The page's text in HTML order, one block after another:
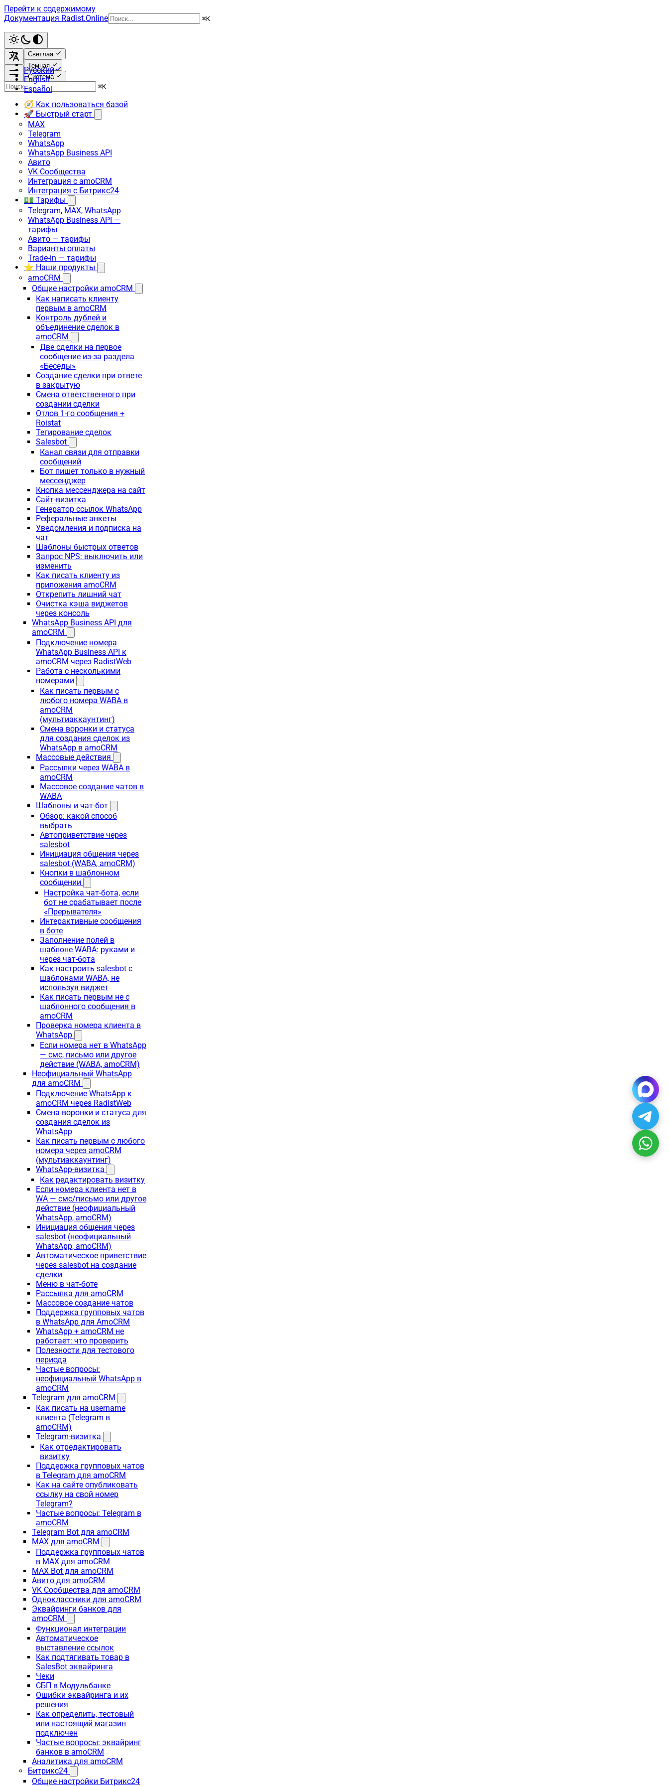
Перейти к содержимому
Документация Radist.Online
⌘K
Светлая
Темная
Система
Русский
English
Español
⌘K
🧭 Как пользоваться базой
🚀 Быстрый старт
MAX
Telegram
WhatsApp
WhatsApp Business API
Авито
VK Сообщества
Интеграция с amoCRM
Интеграция с Битрикс24
💵 Тарифы
Telegram, MAX, WhatsApp
WhatsApp Business API —
тарифы
Авито — тарифы
Варианты оплаты
Trade-in — тарифы
⭐ Наши продукты
amoCRM
Общие настройки amoCRM
Как написать клиенту
первым в amoCRM
Контроль дублей и
объединение сделок в
amoCRM
Две сделки на первое
сообщение из-за раздела
«Беседы»
Создание сделки при ответе
в закрытую
Смена ответственного при
создании сделки
Отлов 1-го сообщения +
Roistat
Тегирование сделок
Salesbot
Канал связи для отправки
сообщений
Бот пишет только в нужный
мессенджер
Кнопка мессенджера на сайт
Сайт-визитка
Генератор ссылок WhatsApp
Реферальные анкеты
Уведомления и подписка на
чат
Шаблоны быстрых ответов
Запрос NPS: выключить или
изменить
Как писать клиенту из
приложения amoCRM
Открепить лишний чат
Очистка кэша виджетов
через консоль
WhatsApp Business API для
amoCRM
Подключение номера
WhatsApp Business API к
amoCRM через RadistWeb
Работа с несколькими
номерами
Как писать первым с
любого номера WABA в
amoCRM
(мультиаккаунтинг)
Смена воронки и статуса
для создания сделок из
WhatsApp в amoCRM
Массовые действия
Рассылки через WABA в
amoCRM
Массовое создание чатов в
WABA
Шаблоны и чат-бот
Обзор: какой способ
выбрать
Автоприветствие через
salesbot
Инициация общения через
salesbot (WABA, amoCRM)
Кнопки в шаблонном
сообщении
Настройка чат-бота, если
бот не срабатывает после
«Прерывателя»
Интерактивные сообщения
в боте
Заполнение полей в
шаблоне WABA: руками и
через чат-бота
Как настроить salesbot с
шаблонами WABA, не
используя виджет
Как писать первым не с
шаблонного сообщения в
amoCRM
Проверка номера клиента в
WhatsApp
Если номера нет в WhatsApp
— смс, письмо или другое
действие (WABA, amoCRM)
Неофициальный WhatsApp
для amoCRM
Подключение WhatsApp к
amoCRM через RadistWeb
Смена воронки и статуса для
создания сделок из
WhatsApp
Как писать первым с любого
номера через amoCRM
(мультиаккаунтинг)
WhatsApp-визитка
Как редактировать визитку
Если номера клиента нет в
WA — смс/письмо или другое
действие (неофициальный
WhatsApp, amoCRM)
Инициация общения через
salesbot (неофициальный
WhatsApp, amoCRM)
Автоматическое приветствие
через salesbot на создание
сделки
Меню в чат-боте
Рассылка для amoCRM
Массовое создание чатов
Поддержка групповых чатов
в WhatsApp для AmoCRM
WhatsApp + amoCRM не
работает: что проверить
Полезности для тестового
периода
Частые вопросы:
неофициальный WhatsApp в
amoCRM
Telegram для amoCRM
Как писать на username
клиента (Telegram в
amoCRM)
Telegram-визитка
Как отредактировать
визитку
Поддержка групповых чатов
в Telegram для amoCRM
Как на сайте опубликовать
ссылку на свой номер
Telegram?
Частые вопросы: Telegram в
amoCRM
Telegram Bot для amoCRM
MAX для amoCRM
Поддержка групповых чатов
в MAX для amoCRM
MAX Bot для amoCRM
Авито для amoCRM
VK Сообщества для amoCRM
Одноклассники для amoCRM
Эквайринги банков для
amoCRM
Функционал интеграции
Автоматическое
выставление ссылок
Как подтягивать товар в
SalesBot эквайринга
Чеки
СБП в Модульбанке
Ошибки эквайринга и их
решения
Как определить, тестовый
или настоящий магазин
подключен
Частые вопросы: эквайринг
банков в amoCRM
Аналитика для amoCRM
Битрикс24
Общие настройки Битрикс24